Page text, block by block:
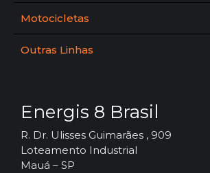
Motocicletas
Outras Linhas
Energis 8 Brasil
R. Dr. Ulisses Guimarães , 909
Loteamento Industrial
Mauá – SP